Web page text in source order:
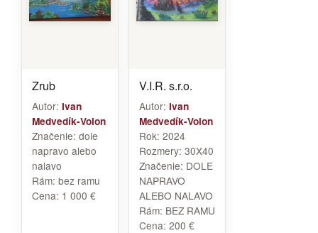
Zrub
Autor: Ivan
Medvedík-Volon
Značenie: dole
napravo alebo
nalavo
Rám: bez ramu
Cena: 1 000 €
V.I.R. s.r.o.
Autor: Ivan
Medvedík-Volon
Rok: 2024
Rozmery: 30X40
Značenie: DOLE
NAPRAVO
ALEBO NALAVO
Rám: BEZ RAMU
Cena: 200 €